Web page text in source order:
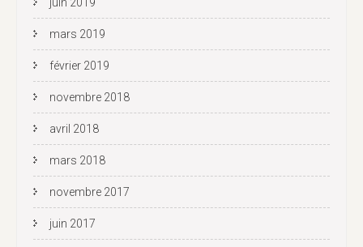
mars 2019
février 2019
novembre 2018
avril 2018
mars 2018
novembre 2017
juin 2017